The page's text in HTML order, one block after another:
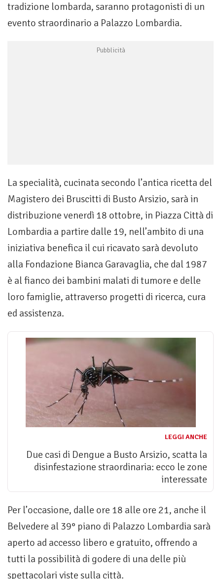
tradizione lombarda, saranno protagonisti di un
evento straordinario a Palazzo Lombardia.
La specialità, cucinata secondo l’antica ricetta del
Magistero dei Bruscitti di Busto Arsizio, sarà in
distribuzione venerdì 18 ottobre, in Piazza Città di
Lombardia a partire dalle 19, nell’ambito di una
iniziativa benefica il cui ricavato sarà devoluto
alla Fondazione Bianca Garavaglia, che dal 1987
è al fianco dei bambini malati di tumore e delle
loro famiglie, attraverso progetti di ricerca, cura
ed assistenza.
LEGGI ANCHE
Due casi di Dengue a Busto Arsizio, scatta la
disinfestazione straordinaria: ecco le zone
interessate
Per l’occasione, dalle ore 18 alle ore 21, anche il
Belvedere al 39° piano di Palazzo Lombardia sarà
aperto ad accesso libero e gratuito, offrendo a
tutti la possibilità di godere di una delle più
spettacolari viste sulla città.